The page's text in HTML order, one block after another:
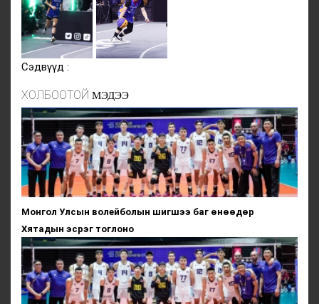
Сэдвүүд :
ХОЛБООТОЙ МЭДЭЭ
Монгол Улсын волейболын шигшээ баг өнөөдөр
Хятадын эсрэг тоглоно